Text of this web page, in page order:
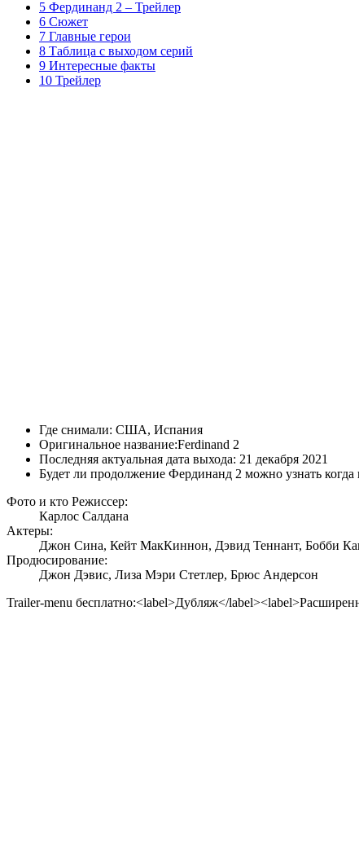
5 Фердинанд 2 – Трейлер
6 Сюжет
7 Главные герои
8 Таблица с выходом серий
9 Интересные факты
10 Трейлер
Где снимали: США, Испания
Оригинальное название:Ferdinand 2
Последняя актуальная дата выхода: 21 декабря 2021
Будет ли продолжение Фердинанд 2 можно узнать когда
Фото и кто Режиссер:
Карлос Салдана
Актеры:
Джон Сина, Кейт МакКиннон, Дэвид Теннант, Бобби
Продюсирование:
Джон Дэвис, Лиза Мэри Стетлер, Брюс Андерсон
Trailer-menu бесплатно:<label>Дубляж</